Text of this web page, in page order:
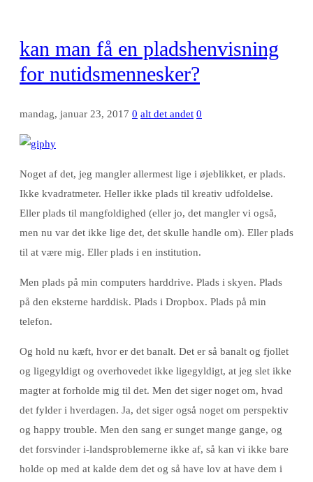
kan man få en pladshenvisning
for nutidsmennesker?
mandag, januar 23, 2017 0 alt det andet 0
Noget af det, jeg mangler allermest lige i øjeblikket, er plads.
Ikke kvadratmeter. Heller ikke plads til kreativ udfoldelse.
Eller plads til mangfoldighed (eller jo, det mangler vi også,
men nu var det ikke lige det, det skulle handle om). Eller plads
til at være mig. Eller plads i en institution.
Men plads på min computers harddrive. Plads i skyen. Plads
på den eksterne harddisk. Plads i Dropbox. Plads på min
telefon.
Og hold nu kæft, hvor er det banalt. Det er så banalt og fjollet
og ligegyldigt og overhovedet ikke ligegyldigt, at jeg slet ikke
magter at forholde mig til det. Men det siger noget om, hvad
det fylder i hverdagen. Ja, det siger også noget om perspektiv
og happy trouble. Men den sang er sunget mange gange, og
det forsvinder i-landsproblemerne ikke af, så kan vi ikke bare
holde op med at kalde dem det og så have lov at have dem i